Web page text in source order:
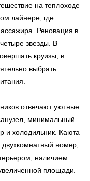
на теплоходе
лайнере, где
Реновация в
звезды. В
круизы, в
выбрать
отвечают уютные
минимальный
и холодильник. Каюта
номер,
наличием
площади.